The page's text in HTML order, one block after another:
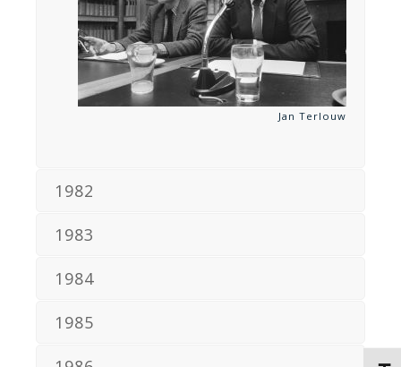
Jan Terlouw
1982
1983
1984
1985